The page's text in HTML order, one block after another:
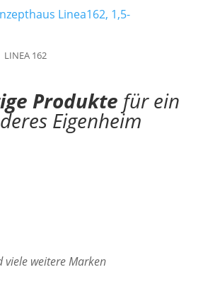
LINEA 162
Produkte für ein
Eigenheim
viele weitere Marken